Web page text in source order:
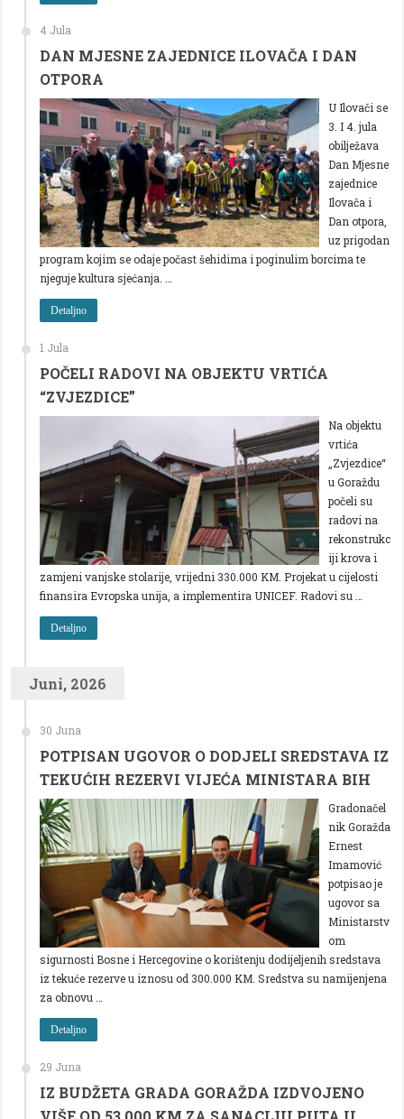
4 Jula
DAN MJESNE ZAJEDNICE ILOVAČA I DAN
OTPORA
U Ilovači se
3. I 4. jula
obilježava
Dan Mjesne
zajednice
Ilovača i
Dan otpora,
uz prigodan
program kojim se odaje počast šehidima i poginulim borcima te
njeguje kultura sjećanja. …
Detaljno
1 Jula
POČELI RADOVI NA OBJEKTU VRTIĆA
“ZVJEZDICE”
Na objektu
vrtića
„Zvjezdice“
u Goraždu
počeli su
radovi na
rekonstrukc
iji krova i
zamjeni vanjske stolarije, vrijedni 330.000 KM. Projekat u cijelosti
finansira Evropska unija, a implementira UNICEF. Radovi su …
Detaljno
Juni, 2026
30 Juna
POTPISAN UGOVOR O DODJELI SREDSTAVA IZ
TEKUĆIH REZERVI VIJEĆA MINISTARA BIH
Gradonačel
nik Goražda
Ernest
Imamović
potpisao je
ugovor sa
Ministarstv
om
sigurnosti Bosne i Hercegovine o korištenju dodijeljenih sredstava
iz tekuće rezerve u iznosu od 300.000 KM. Sredstva su namijenjena
za obnovu …
Detaljno
29 Juna
IZ BUDŽETA GRADA GORAŽDA IZDVOJENO